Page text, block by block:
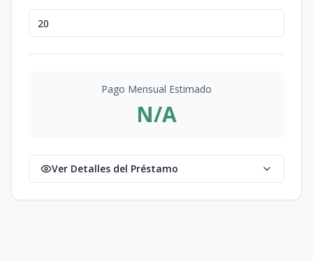
Pago Mensual Estimado
N/A
Ver Detalles del Préstamo